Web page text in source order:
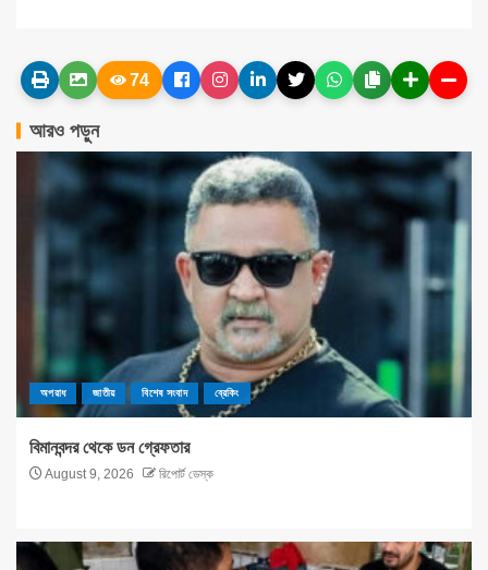
74
আরও পড়ুন
অপরাধ জাতীয় বিশেষ সংবাদ ব্রেকিং
বিমানবন্দর থেকে ডন গ্রেফতার
August 9, 2026 রিপোর্ট ডেস্ক